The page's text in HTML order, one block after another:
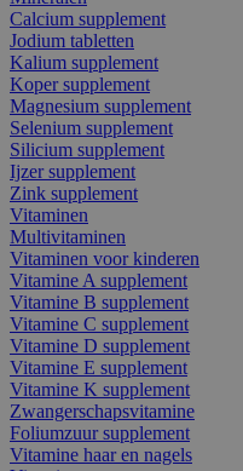
Calcium supplement
Jodium tabletten
Kalium supplement
Koper supplement
Magnesium supplement
Selenium supplement
Silicium supplement
Ijzer supplement
Zink supplement
Vitaminen
Multivitaminen
Vitaminen voor kinderen
Vitamine A supplement
Vitamine B supplement
Vitamine C supplement
Vitamine D supplement
Vitamine E supplement
Vitamine K supplement
Zwangerschapsvitamine
Foliumzuur supplement
Vitamine haar en nagels